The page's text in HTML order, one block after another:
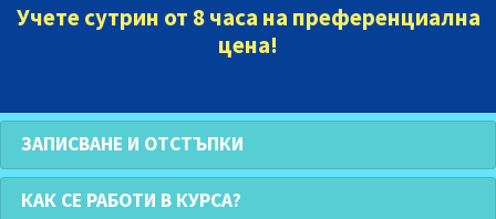
Учете сутрин от 8 часа на преференциална
цена!
ЗАПИСВАНЕ И ОТСТЪПКИ
КАК СЕ РАБОТИ В КУРСА?